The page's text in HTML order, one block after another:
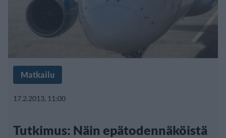
Matkailu
17.2.2013, 11:00
Tutkimus: Näin epätodennäköistä